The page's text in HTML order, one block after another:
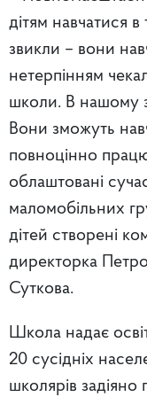
дітям навчатися
звикли – вони
нетерпінням
школи. В нашому
Вони зможуть
повноцінно
облаштовані
маломобільних
дітей створені
директорка
Суткова.
Школа надає
20 сусідніх
школярів задіяно